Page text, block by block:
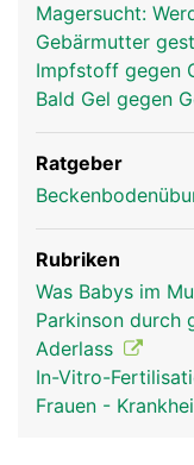
Magersucht:
Gebärmutter
Impfstoff gegen
Bald Gel gegen
Ratgeber
Rubriken
Was Babys im
Parkinson durch
Aderlass
In-Vitro-
Frauen -